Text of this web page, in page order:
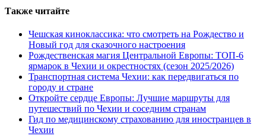
Также читайте
Чешская киноклассика: что смотреть на Рождество и
Новый год для сказочного настроения
Рождественская магия Центральной Европы: ТОП-6
ярмарок в Чехии и окрестностях (сезон 2025/2026)
Транспортная система Чехии: как передвигаться по
городу и стране
Откройте сердце Европы: Лучшие маршруты для
путешествий по Чехии и соседним странам
Гид по медицинскому страхованию для иностранцев в
Чехии